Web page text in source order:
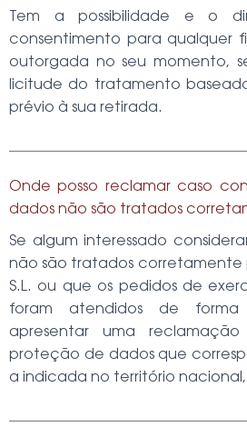
Tem a possibilidade e o
consentimento para qualquer
outorgada no seu momento,
licitude do tratamento
prévio à sua retirada.
Onde posso reclamar caso
dados não são tratados
Se algum interessado
não são tratados
S.L. ou que os pedidos de
foram atendidos de forma
apresentar uma
proteção de dados que
a indicada no território nacional,